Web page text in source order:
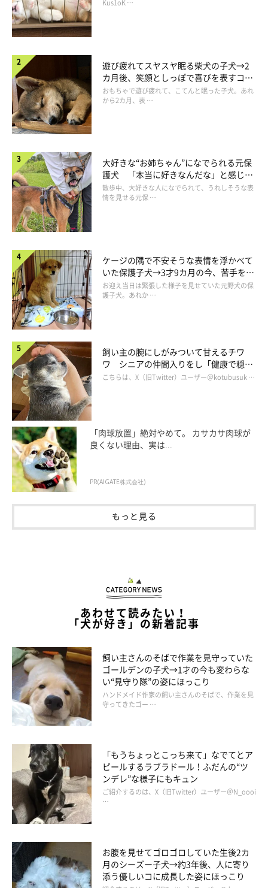
長！
Kus1oK …
遊び疲れてスヤスヤ眠る柴犬の子犬→2
カ月後、笑顔としっぽで喜びを表すコに
成長！
おもちゃで遊び疲れて、こてんと眠った子犬。あれ
から2カ月、表 …
大好きな“お姉ちゃん”になでられる元保
護犬 「本当に好きなんだな」と感じる
表情にほっこり
散歩中、大好きな人になでられて、うれしそうな表
情を見せる元保 …
ケージの隅で不安そうな表情を浮かべて
いた保護子犬→3才9カ月の今、苦手を克
服し頼もしいコに成長！
お迎え当日は緊張した様子を見せていた元野犬の保
護子犬。あれか …
飼い主の腕にしがみついて甘えるチワ
ワ シニアの仲間入りをし「健康で穏や
かな暮らしが続いてほしい」と願う
こちらは、X（旧Twitter）ユーザー＠kotubusuk …
「肉球放置」絶対やめて。 カサカサ肉球が
良くない理由、実は...
PR(AIGATE株式会社)
もっと見る
あわせて読みたい！
「犬が好き」の新着記事
飼い主さんのそばで作業を見守っていた
ゴールデンの子犬→1才の今も変わらな
い“見守り隊”の姿にほっこり
ハンドメイド作家の飼い主さんのそばで、作業を見
守ってきたゴー …
「もうちょっとこっち来て」なでてとア
ピールするラブラドール！ふだんの“ツ
ンデレ”な様子にもキュン
ご紹介するのは、X（旧Twitter）ユーザー＠N_oooi
…
お腹を見せてゴロゴロしていた生後2カ
月のシーズー子犬→約3年後、人に寄り
添う優しいコに成長した姿にほっこり